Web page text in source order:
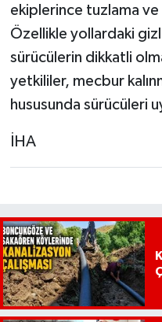
ekiplerince tuzlama ve
Özellikle yollardaki
sürücülerin dikkatli
yetkililer, mecbur
hususunda sürücüleri
İHA